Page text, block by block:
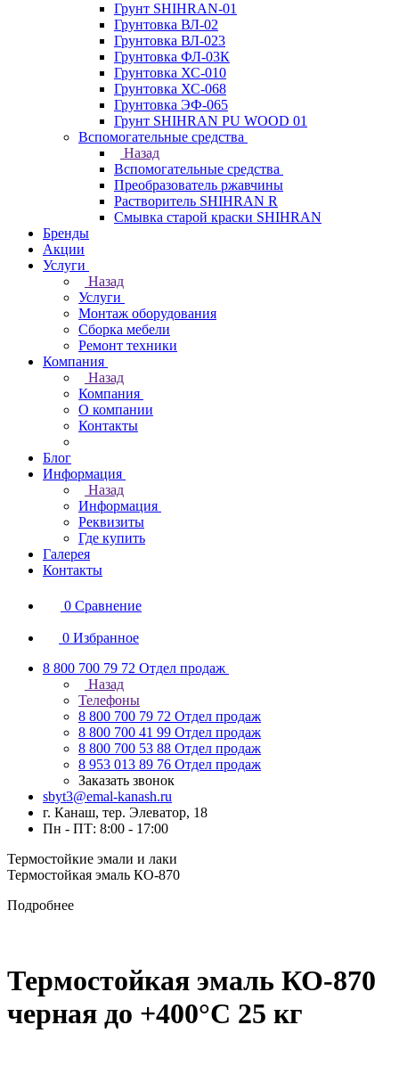
Грунт SHIHRAN-01
Грунтовка ВЛ-02
Грунтовка ВЛ-023
Грунтовка ФЛ-03К
Грунтовка ХС-010
Грунтовка ХС-068
Грунтовка ЭФ-065
Грунт SHIHRAN PU WOOD 01
Вспомогательные средства
Назад
Вспомогательные средства
Преобразователь ржавчины
Растворитель SHIHRAN R
Смывка старой краски SHIHRAN
Бренды
Акции
Услуги
Назад
Услуги
Монтаж оборудования
Сборка мебели
Ремонт техники
Компания
Назад
Компания
О компании
Контакты
Блог
Информация
Назад
Информация
Реквизиты
Где купить
Галерея
Контакты
0 Сравнение
0 Избранное
8 800 700 79 72 Отдел продаж
Назад
Телефоны
8 800 700 79 72 Отдел продаж
8 800 700 41 99 Отдел продаж
8 800 700 53 88 Отдел продаж
8 953 013 89 76 Отдел продаж
Заказать звонок
sbyt3@emal-kanash.ru
г. Канаш, тер. Элеватор, 18
Пн - ПТ: 8:00 - 17:00
Термостойкие эмали и лаки
Термостойкая эмаль КО-870
Подробнее
Термостойкая эмаль КО-870
черная до +400°C 25 кг